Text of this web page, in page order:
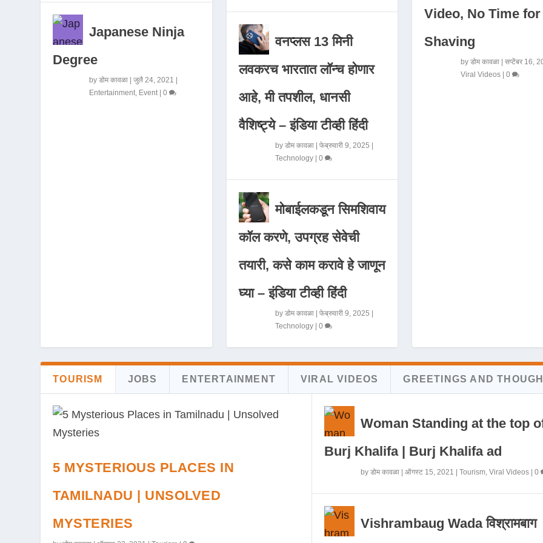
Japanese Ninja
Degree
byडोम कावळा |जुलै 24, 2021
Entertainment, Event|0
वनप्लस 13 मिनी
लवकरच भारतात लॉन्च होणार
आहे, मी तपशील, धानसी
वैशिष्ट्ये – इंडिया टीव्ही हिंदी
by डोम कावळा| फेब्रुवारी 9, 2025
Technology| 0
मोबाईलकडून सिमशिवाय
कॉल करणे, उपग्रह सेवेची
तयारी, कसे काम करावे हे जाणून
घ्या – इंडिया टीव्ही हिंदी
by डोम कावळा| फेब्रुवारी 9, 2025
Technology| 0
Video, No Time for
Shaving
by डोम कावळा| सप्टेंबर 16,
Viral Videos| 0
TOURISM JOBS ENTERTAINMENT VIRAL VIDEOS GREETINGS AND
5 MYSTERIOUS PLACES IN
TAMILNADU | UNSOLVED
MYSTERIES
Woman Standing at the top
Burj Khalifa | Burj Khalifa ad
by डोम कावळा| ऑगस्ट 15, 2021 Tourism, Viral Videos| 0
Vishrambaug Wada विश्रामबाग